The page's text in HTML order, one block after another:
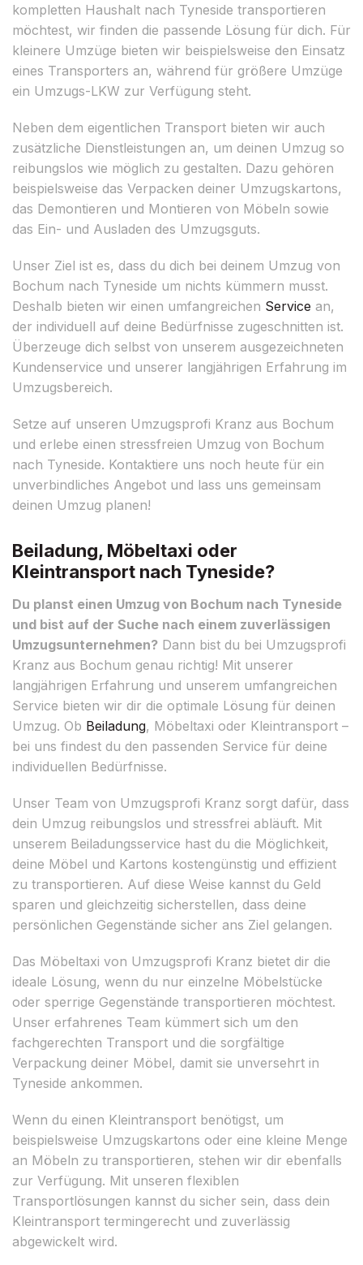
kompletten Haushalt nach Tyneside transportieren
möchtest, wir finden die passende Lösung für dich. Für
kleinere Umzüge bieten wir beispielsweise den Einsatz
eines Transporters an, während für größere Umzüge
ein Umzugs-LKW zur Verfügung steht.
Neben dem eigentlichen Transport bieten wir auch
zusätzliche Dienstleistungen an, um deinen Umzug so
reibungslos wie möglich zu gestalten. Dazu gehören
beispielsweise das Verpacken deiner Umzugskartons,
das Demontieren und Montieren von Möbeln sowie
das Ein- und Ausladen des Umzugsguts.
Unser Ziel ist es, dass du dich bei deinem Umzug von
Bochum nach Tyneside um nichts kümmern musst.
Deshalb bieten wir einen umfangreichen Service an,
der individuell auf deine Bedürfnisse zugeschnitten ist.
Überzeuge dich selbst von unserem ausgezeichneten
Kundenservice und unserer langjährigen Erfahrung im
Umzugsbereich.
Setze auf unseren Umzugsprofi Kranz aus Bochum
und erlebe einen stressfreien Umzug von Bochum
nach Tyneside. Kontaktiere uns noch heute für ein
unverbindliches Angebot und lass uns gemeinsam
deinen Umzug planen!
Beiladung, Möbeltaxi oder
Kleintransport nach Tyneside?
Du planst einen Umzug von Bochum nach Tyneside
und bist auf der Suche nach einem zuverlässigen
Umzugsunternehmen? Dann bist du bei Umzugsprofi
Kranz aus Bochum genau richtig! Mit unserer
langjährigen Erfahrung und unserem umfangreichen
Service bieten wir dir die optimale Lösung für deinen
Umzug. Ob Beiladung, Möbeltaxi oder Kleintransport –
bei uns findest du den passenden Service für deine
individuellen Bedürfnisse.
Unser Team von Umzugsprofi Kranz sorgt dafür, dass
dein Umzug reibungslos und stressfrei abläuft. Mit
unserem Beiladungsservice hast du die Möglichkeit,
deine Möbel und Kartons kostengünstig und effizient
zu transportieren. Auf diese Weise kannst du Geld
sparen und gleichzeitig sicherstellen, dass deine
persönlichen Gegenstände sicher ans Ziel gelangen.
Das Möbeltaxi von Umzugsprofi Kranz bietet dir die
ideale Lösung, wenn du nur einzelne Möbelstücke
oder sperrige Gegenstände transportieren möchtest.
Unser erfahrenes Team kümmert sich um den
fachgerechten Transport und die sorgfältige
Verpackung deiner Möbel, damit sie unversehrt in
Tyneside ankommen.
Wenn du einen Kleintransport benötigst, um
beispielsweise Umzugskartons oder eine kleine Menge
an Möbeln zu transportieren, stehen wir dir ebenfalls
zur Verfügung. Mit unseren flexiblen
Transportlösungen kannst du sicher sein, dass dein
Kleintransport termingerecht und zuverlässig
abgewickelt wird.